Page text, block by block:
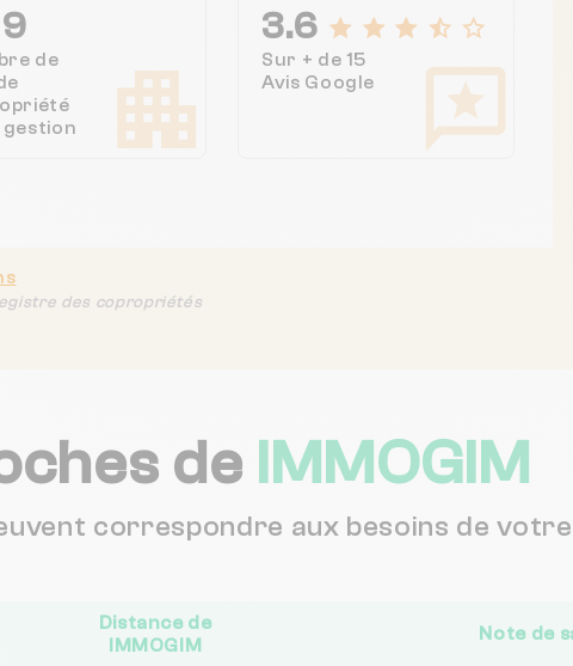
de
gestion
3.6
Sur + de 15
Avis Google
des copropriétés
de IMMOGIM
correspondre aux besoins de
Distance de
IMMOGIM
Note de